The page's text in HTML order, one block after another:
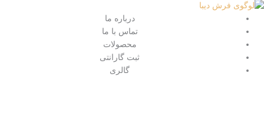
درباره ما
تماس با ما
محصولات
ثبت گارانتی
گالری